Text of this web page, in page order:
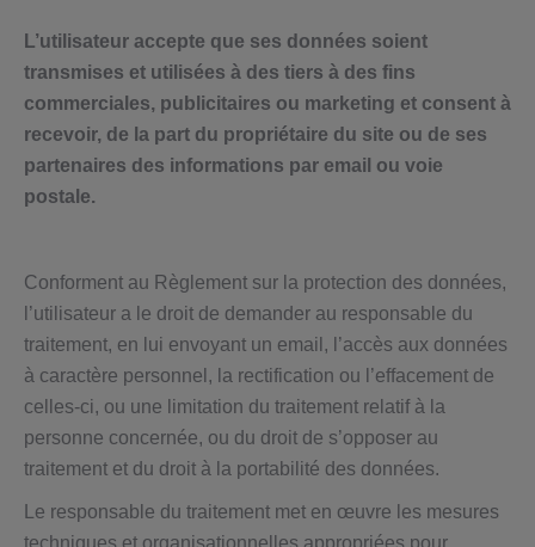
L’utilisateur accepte que ses données soient
transmises et utilisées à des tiers à des fins
commerciales, publicitaires ou marketing et consent à
recevoir, de la part du propriétaire du site ou de ses
partenaires des informations par email ou voie
postale.
Conforment au Règlement sur la protection des données,
l’utilisateur a le droit de demander au responsable du
traitement, en lui envoyant un email, l’accès aux données
à caractère personnel, la rectification ou l’effacement de
celles-ci, ou une limitation du traitement relatif à la
personne concernée, ou du droit de s’opposer au
traitement et du droit à la portabilité des données.
Le responsable du traitement met en œuvre les mesures
techniques et organisationnelles appropriées pour